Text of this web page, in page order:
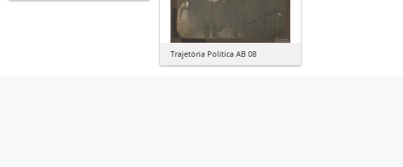
Trajetória Política AB 08